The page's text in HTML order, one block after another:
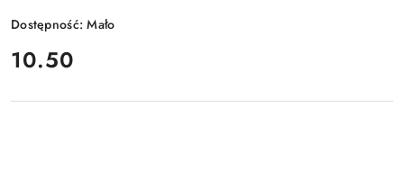
Dostępność:Mało
cena:
10.50